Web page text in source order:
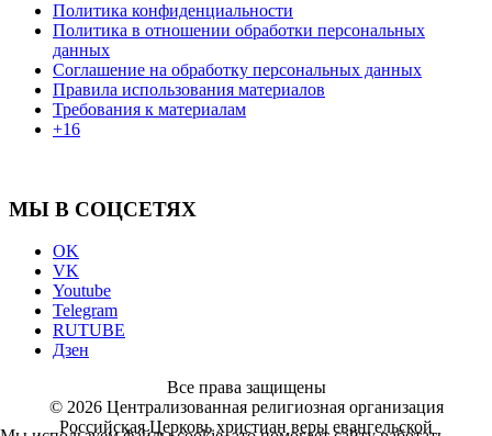
Политика конфиденциальности
Политика в отношении обработки персональных
данных
Соглашение на обработку персональных данных
Правила использования материалов
Требования к материалам
+16
МЫ В СОЦСЕТЯХ
OK
VK
Youtube
Telegram
RUTUBE
Дзен
Все права защищены
© 2026 Централизованная религиозная организация
Российская Церковь христиан веры евангельской